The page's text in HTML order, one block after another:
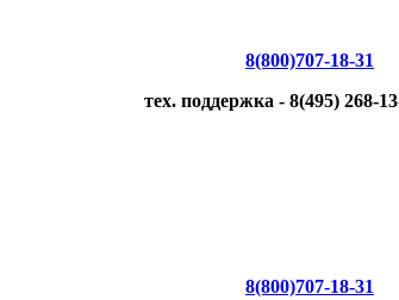
8(800)707-18-31
тех. поддержка - 8(495) 268-
8(800)707-18-31